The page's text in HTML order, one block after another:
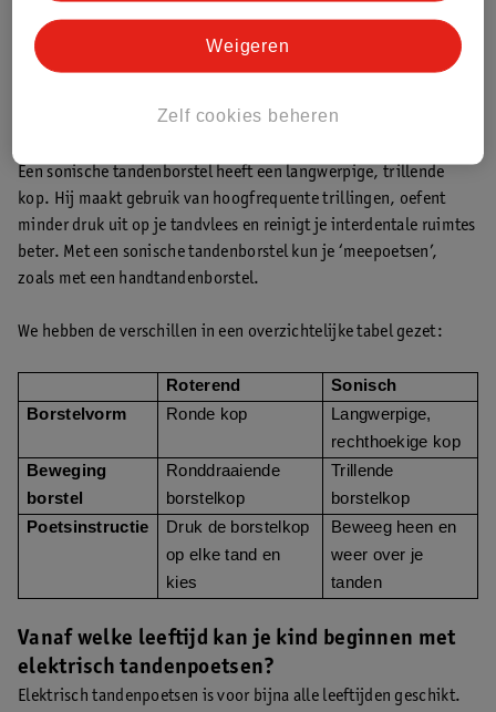
Een roterende tandenborstel heeft een ronde, draaiende kop.
Met een roterende tandenborstel poets je tand per tand, waarbij
Een sonische tandenborstel heeft een langwerpige, trillende
kop. Hij maakt gebruik van hoogfrequente trillingen, oefent
minder druk uit op je tandvlees en reinigt je interdentale ruimtes
beter. Met een sonische tandenborstel kun je ‘meepoetsen’,
zoals met een handtandenborstel.
We hebben de verschillen in een overzichtelijke tabel gezet:
Roterend
Sonisch
Borstelvorm
Ronde kop
Langwerpige,
rechthoekige kop
Beweging
borstel
Ronddraaiende
borstelkop
Trillende
borstelkop
Poetsinstructie
Druk de borstelkop
op elke tand en
kies
Beweeg heen en
weer over je
tanden
Vanaf welke leeftijd kan je kind beginnen met
elektrisch tandenpoetsen?
Elektrisch tandenpoetsen is voor bijna alle leeftijden geschikt.
Zelf cookies beheren
Weigeren